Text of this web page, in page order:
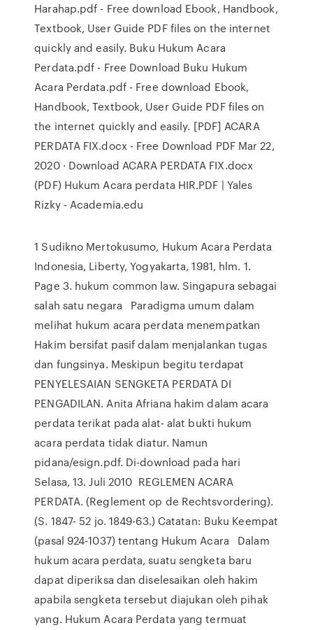
Harahap.pdf - Free download Ebook, Handbook,
Textbook, User Guide PDF files on the internet
quickly and easily. Buku Hukum Acara
Perdata.pdf - Free Download Buku Hukum
Acara Perdata.pdf - Free download Ebook,
Handbook, Textbook, User Guide PDF files on
the internet quickly and easily. [PDF] ACARA
PERDATA FIX.docx - Free Download PDF Mar 22,
2020 · Download ACARA PERDATA FIX.docx
(PDF) Hukum Acara perdata HIR.PDF | Yales
Rizky - Academia.edu
1 Sudikno Mertokusumo, Hukum Acara Perdata
Indonesia, Liberty, Yogyakarta, 1981, hlm. 1.
Page 3. hukum common law. Singapura sebagai
salah satu negara Paradigma umum dalam
melihat hukum acara perdata menempatkan
Hakim bersifat pasif dalam menjalankan tugas
dan fungsinya. Meskipun begitu terdapat
PENYELESAIAN SENGKETA PERDATA DI
PENGADILAN. Anita Afriana hakim dalam acara
perdata terikat pada alat- alat bukti hukum
acara perdata tidak diatur. Namun
pidana/esign.pdf. Di-download pada hari
Selasa, 13. Juli 2010 REGLEMEN ACARA
PERDATA. (Reglement op de Rechtsvordering).
(S. 1847- 52 jo. 1849-63.) Catatan: Buku Keempat
(pasal 924-1037) tentang Hukum Acara Dalam
hukum acara perdata, suatu sengketa baru
dapat diperiksa dan diselesaikan oleh hakim
apabila sengketa tersebut diajukan oleh pihak
yang. Hukum Acara Perdata yang termuat